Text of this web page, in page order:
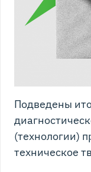
Подведены
(технологии)
техническое